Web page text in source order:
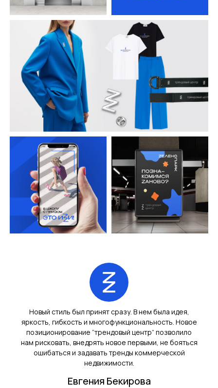
Новый стиль был принят сразу. В нем была идея,
яркость, гибкость и многофункциональность. Новое
позиционирование “трендовый центр” позволило
нам рисковать, внедрять новое первыми, не бояться
ошибаться и задавать тренды коммерческой
недвижимости.
Евгения Бекирова
ЗАКАЗАТЬ
БЕСПЛАТНУЮ
ОНЛАЙН-
КОНСУЛЬТАЦИЮ
НА 30 МИНУТ
и предложим решения, актуальные